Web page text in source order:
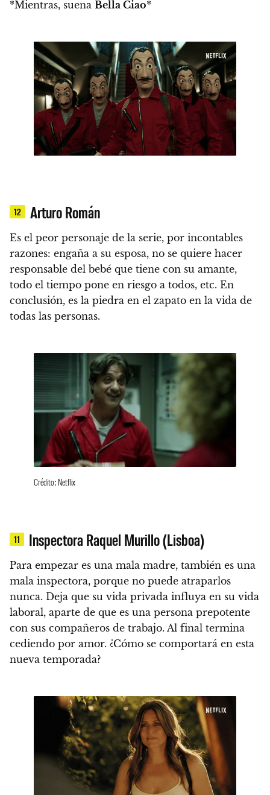
*Mientras, suena Bella Ciao*
12 Arturo Román
Es el peor personaje de la serie, por incontables
razones: engaña a su esposa, no se quiere hacer
responsable del bebé que tiene con su amante,
todo el tiempo pone en riesgo a todos, etc. En
conclusión, es la piedra en el zapato en la vida de
todas las personas.
Crédito: Netflix
11 Inspectora Raquel Murillo (Lisboa)
Para empezar es una mala madre, también es una
mala inspectora, porque no puede atraparlos
nunca. Deja que su vida privada influya en su vida
laboral, aparte de que es una persona prepotente
con sus compañeros de trabajo. Al final termina
cediendo por amor. ¿Cómo se comportará en esta
nueva temporada?